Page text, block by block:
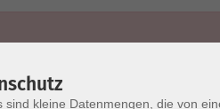
sind kleine Datenmengen, die von